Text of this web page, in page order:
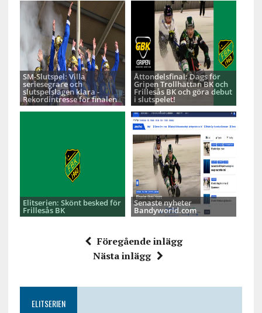
SM-Slutspel: Villa
seriesegrare och
slutspelslagen klara -
Rekordintresse för finalen
Åttondelsfinal: Dags för
Gripen Trollhättan BK och
Frillesås BK och göra debut
i slutspelet!
Elitserien: Skönt besked för
Frillesås BK
Senaste nyheter
Bandyworld.com
Föregående inlägg
Nästa inlägg
ELITSERIEN